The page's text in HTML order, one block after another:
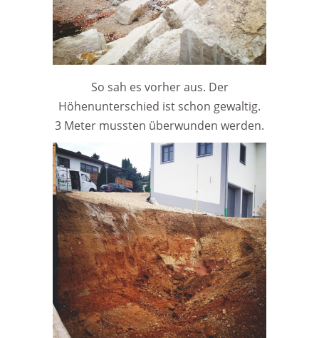
So sah es vorher aus. Der
Höhenunterschied ist schon gewaltig.
3 Meter mussten überwunden werden.